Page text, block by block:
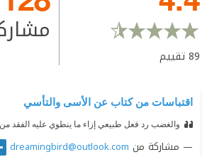
89تقييم
اقتباسات من كتاب عن الأسى والتأسي
والغضب رد فعل طبيعي إزاء ما ينطوي عليه الفقد من
مشاركة من dreamingbird@outlook.com